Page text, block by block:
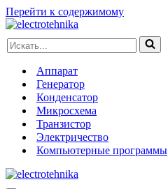
Перейти к содержимому
Искать...
Аппарат
Генератор
Конденсатор
Микросхема
Транзистор
Электричество
Компьютерные программы